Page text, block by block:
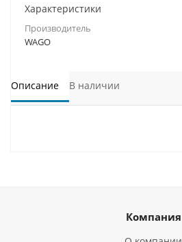
Характеристики
Производитель
WAGO
Описание В наличии
Компания